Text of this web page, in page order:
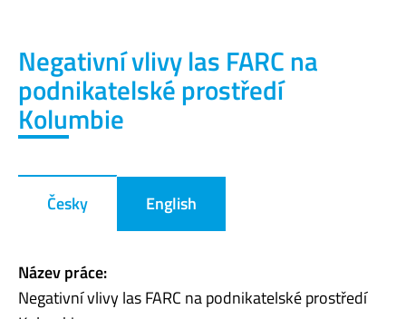
Negativní vlivy las FARC na
podnikatelské prostředí
Kolumbie
Česky English
Název práce:
Negativní vlivy las FARC na podnikatelské prostředí